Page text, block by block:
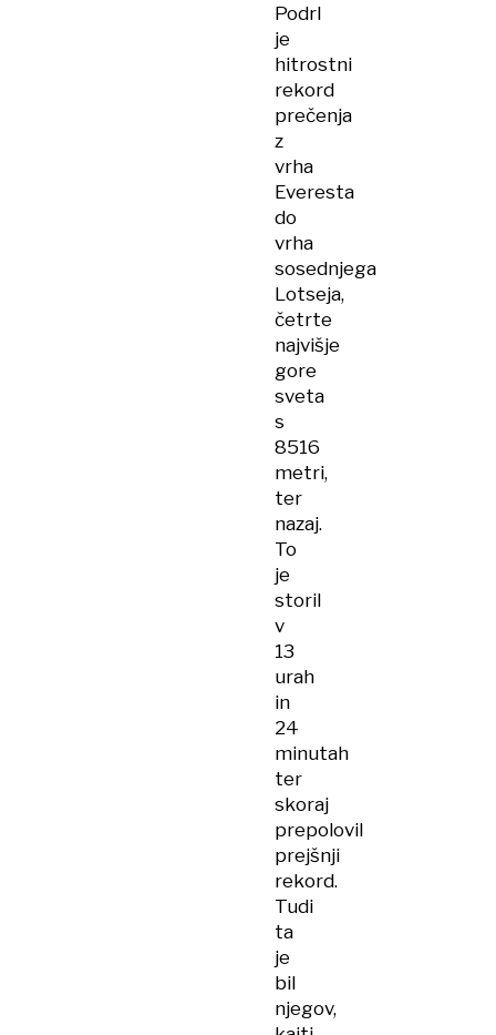
Podrl
je
hitrostni
rekord
prečenja
z
vrha
Everesta
do
vrha
sosednjega
Lotseja,
četrte
najvišje
gore
sveta
s
8516
metri,
ter
nazaj.
To
je
storil
v
13
urah
in
24
minutah
ter
skoraj
prepolovil
prejšnji
rekord.
Tudi
ta
je
bil
njegov,